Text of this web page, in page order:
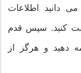
دانید اطلاعات
کنید. سپس قدم
دهید و هرگز از